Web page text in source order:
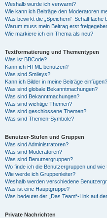
Weshalb wurde ich verwarnt?
Wie kann ich Beiträge den Moderatoren
Was bewirkt die „Speichern“-Schaltfläche
Warum muss mein Beitrag erst
Wie markiere ich ein Thema als neu?
Textformatierung und Thementypen
Was ist BBCode?
Kann ich HTML benutzen?
Was sind Smileys?
Kann ich Bilder in meine Beiträge einfügen?
Was sind globale Bekanntmachungen?
Was sind Bekanntmachungen?
Was sind wichtige Themen?
Was sind geschlossene Themen?
Was sind Themen-Symbole?
Benutzer-Stufen und Gruppen
Was sind Administratoren?
Was sind Moderatoren?
Was sind Benutzergruppen?
Wo finde ich die Benutzergruppen und wie
Wie werde ich Gruppenleiter?
Weshalb werden verschiedene
Was ist eine Hauptgruppe?
Was bedeutet der „Das Team“-Link auf
Private Nachrichten